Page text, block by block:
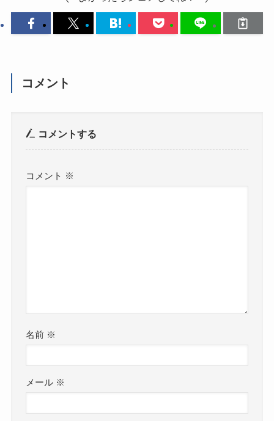
コメント
コメントする
コメント ※
名前 ※
メール ※